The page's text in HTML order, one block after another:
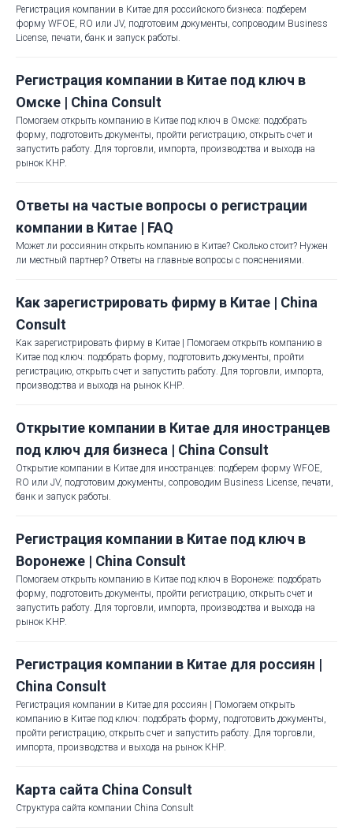
Регистрация компании в Китае для российского бизнеса: подберем
форму WFOE, RO или JV, подготовим документы, сопроводим Business
License, печати, банк и запуск работы.
Регистрация компании в Китае под ключ в
Омске | China Consult
Помогаем открыть компанию в Китае под ключ в Омске: подобрать
форму, подготовить документы, пройти регистрацию, открыть счет и
запустить работу. Для торговли, импорта, производства и выхода на
рынок КНР.
Ответы на частые вопросы о регистрации
компании в Китае | FAQ
Может ли россиянин открыть компанию в Китае? Сколько стоит? Нужен
ли местный партнер? Ответы на главные вопросы с пояснениями.
Как зарегистрировать фирму в Китае | China
Consult
Как зарегистрировать фирму в Китае | Помогаем открыть компанию в
Китае под ключ: подобрать форму, подготовить документы, пройти
регистрацию, открыть счет и запустить работу. Для торговли, импорта,
производства и выхода на рынок КНР.
Открытие компании в Китае для иностранцев
под ключ для бизнеса | China Consult
Открытие компании в Китае для иностранцев: подберем форму WFOE,
RO или JV, подготовим документы, сопроводим Business License, печати,
банк и запуск работы.
Регистрация компании в Китае под ключ в
Воронеже | China Consult
Помогаем открыть компанию в Китае под ключ в Воронеже: подобрать
форму, подготовить документы, пройти регистрацию, открыть счет и
запустить работу. Для торговли, импорта, производства и выхода на
рынок КНР.
Регистрация компании в Китае для россиян |
China Consult
Регистрация компании в Китае для россиян | Помогаем открыть
компанию в Китае под ключ: подобрать форму, подготовить документы,
пройти регистрацию, открыть счет и запустить работу. Для торговли,
импорта, производства и выхода на рынок КНР.
Карта сайта China Consult
Структура сайта компании China Consult